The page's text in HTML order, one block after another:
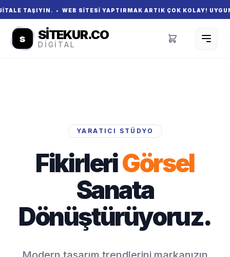
SITESI YAPTIRMAK ARTIK ÇOK KOLAY! UYGUN FIYATLI,
s SITEKUR.CO
DIGITAL
YARATICI STÜDYO
FikirleriGörsel
Sanata
Dönüştürüyoruz.